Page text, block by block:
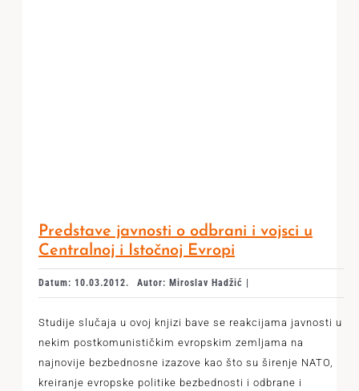
Predstave javnosti o odbrani i vojsci u
Centralnoj i Istočnoj Evropi
Datum: 10.03.2012. Autor: Miroslav Hadžić |
Studije slučaja u ovoj knjizi bave se reakcijama javnosti u
nekim postkomunističkim evropskim zemljama na
najnovije bezbednosne izazove kao što su širenje NATO,
kreiranje evropske politike bezbednosti i odbrane i